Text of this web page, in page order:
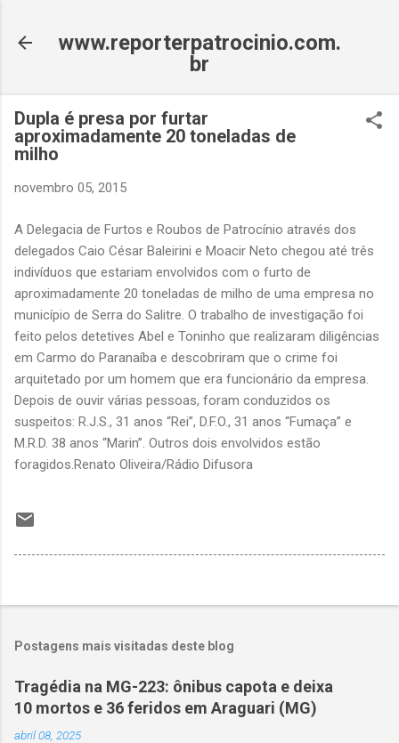
www.reporterpatrocinio.com.
br
Dupla é presa por furtar
aproximadamente 20 toneladas de
milho
novembro 05, 2015
A Delegacia de Furtos e Roubos de Patrocínio através dos
delegados Caio César Baleirini e Moacir Neto chegou até três
indivíduos que estariam envolvidos com o furto de
aproximadamente 20 toneladas de milho de uma empresa no
município de Serra do Salitre. O trabalho de investigação foi
feito pelos detetives Abel e Toninho que realizaram diligências
em Carmo do Paranaíba e descobriram que o crime foi
arquitetado por um homem que era funcionário da empresa.
Depois de ouvir várias pessoas, foram conduzidos os
suspeitos: R.J.S., 31 anos “Rei”, D.F.O., 31 anos “Fumaça” e
M.R.D. 38 anos “Marin”. Outros dois envolvidos estão
foragidos.Renato Oliveira/Rádio Difusora
Postagens mais visitadas deste blog
Tragédia na MG-223: ônibus capota e deixa
10 mortos e 36 feridos em Araguari (MG)
abril 08, 2025